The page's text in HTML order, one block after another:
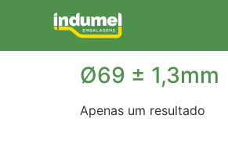
/ Diâmetro do
Ø69 ± 1,3mm
Apenas um resultado